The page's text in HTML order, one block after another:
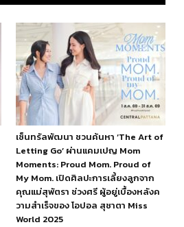
เซ็นทรัลพัฒนา ชวนค้นหา ‘The Art of
Letting Go’ ผ่านแคมเปญ Mom
Moments: Proud Mom. Proud of
My Mom. เปิดศิลปะการเลี้ยงลูกจาก
คุณแม่สุพัตรา ช่วงศรี ผู้อยู่เบื้องหลังค
วามสำเร็จของ โอปอล สุชาตา Miss
World 2025